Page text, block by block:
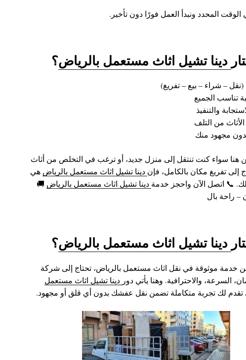
المحدد ونبدأ العمل فورًا دون تأخير.
دينا تشيل اثاث مستعمل بالرياض؟
– شراء – بيع – تفريغ)
تناسب الجميع
والتنفيذ
من التلف
مجهود منك
هنا سواء كنت تنتقل إلى منزل جديد، أو ترغب في التخلص من أثاث
إلى تفريغ مكان بالكامل، فإن دينا تشيل اثاث مستعمل بالرياض هي
لك. 📞 اتصل الآن واحجز خدمة دينا تشيل اثاث مستعمل بالرياض 🚚
– راحة بال
دينا تشيل اثاث مستعمل بالرياض؟
خدمة موثوقة في نقل اثاث مستعمل بالرياض، تحتاج إلى شركة
السرعة، والاحترافية. وهنا يأتي دور دينا تشيل اثاث مستعمل
تقدم لك تجربة متكاملة تضمن نقل عفشك بدون أي قلق أو مجهود.